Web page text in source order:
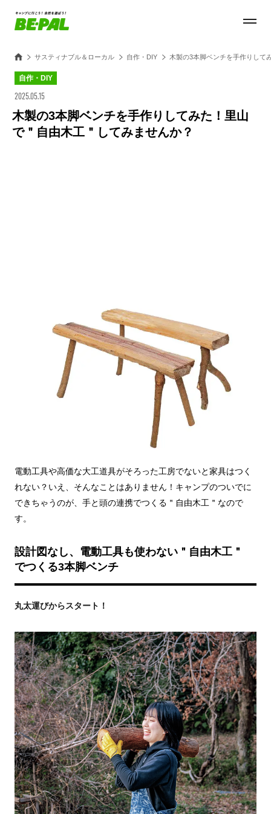
サスティナブル＆ローカル 自作・DIY 木製の3本脚ベンチを手作りして
自作・DIY
2025.05.15
木製の3本脚ベンチを手作りしてみた！里山
で＂自由木工＂してみませんか？
電動工具や高価な大工道具がそろった工房でないと家具はつく
れない？いえ、そんなことはありません！キャンプのついでに
できちゃうのが、手と頭の連携でつくる＂自由木工＂なので
す。
設計図なし、電動工具も使わない＂自由木工＂
でつくる3本脚ベンチ
丸太運びからスタート！